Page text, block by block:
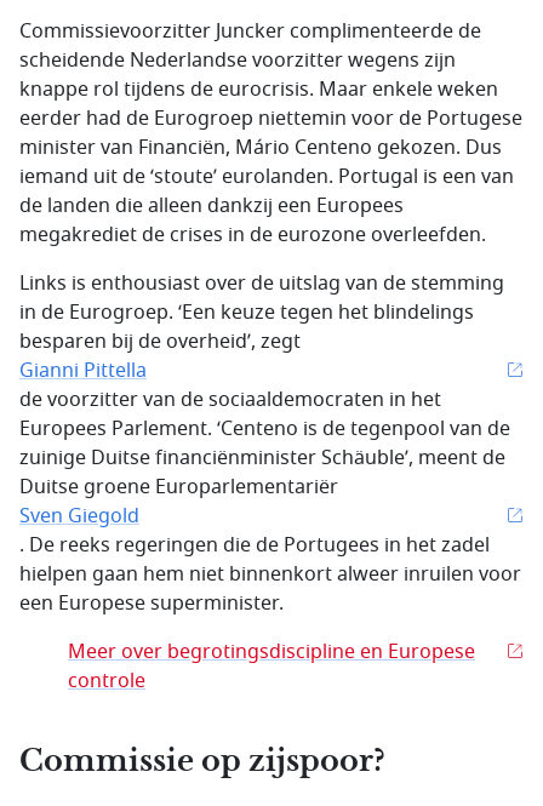
Commissievoorzitter Juncker complimenteerde de
scheidende Nederlandse voorzitter wegens zijn
knappe rol tijdens de eurocrisis. Maar enkele weken
eerder had de Eurogroep niettemin voor de Portugese
minister van Financiën, Mário Centeno gekozen. Dus
iemand uit de ‘stoute’ eurolanden. Portugal is een van
de landen die alleen dankzij een Europees
megakrediet de crises in de eurozone overleefden.
Links is enthousiast over de uitslag van de stemming
in de Eurogroep. ‘Een keuze tegen het blindelings
besparen bij de overheid’, zegt
Gianni Pittella
de voorzitter van de sociaaldemocraten in het
Europees Parlement. ‘Centeno is de tegenpool van de
zuinige Duitse financiënminister Schäuble’, meent de
Duitse groene Europarlementariër
Sven Giegold
. De reeks regeringen die de Portugees in het zadel
hielpen gaan hem niet binnenkort alweer inruilen voor
een Europese superminister.
Meer over begrotingsdiscipline en Europese
controle
Commissie op zijspoor?